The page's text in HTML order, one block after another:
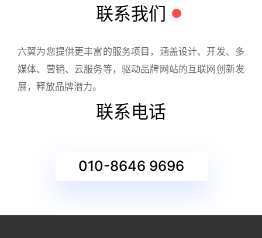
联系我们
六翼为您提供更丰富的服务项目，涵盖设计、开发、多
媒体、营销、云服务等，驱动品牌网站的互联网创新发
展，释放品牌潜力。
联系电话
010-8646 9696